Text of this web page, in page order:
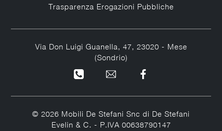
Trasparenza Erogazioni Pubbliche
Via Don Luigi Guanella, 47, 23020 - Mese
(Sondrio)
© 2026 Mobili De Stefani Snc di De Stefani
Evelin & C. - P.IVA 00638790147